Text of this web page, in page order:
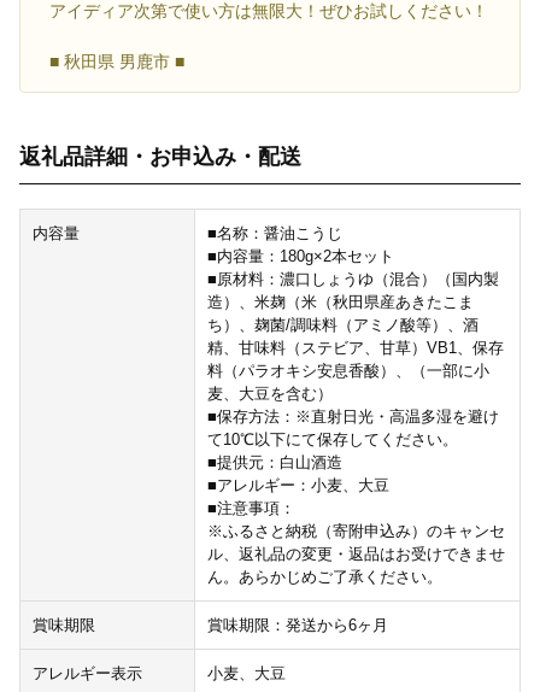
アイディア次第で使い方は無限大！ぜひお試しください！
■ 秋田県 男鹿市 ■
返礼品詳細・お申込み・配送
内容量
■名称：醤油こうじ
■内容量：180g×2本セット
■原材料：濃口しょうゆ（混合）（国内製
造）、米麹（米（秋田県産あきたこま
ち）、麹菌/調味料（アミノ酸等）、酒
精、甘味料（ステビア、甘草）VB1、保存
料（パラオキシ安息香酸）、（一部に小
麦、大豆を含む）
■保存方法：※直射日光・高温多湿を避け
て10℃以下にて保存してください。
■提供元：白山酒造
■アレルギー：小麦、大豆
■注意事項：
※ふるさと納税（寄附申込み）のキャンセ
ル、返礼品の変更・返品はお受けできませ
ん。あらかじめご了承ください。
賞味期限 賞味期限：発送から6ヶ月
アレルギー表示 小麦、大豆